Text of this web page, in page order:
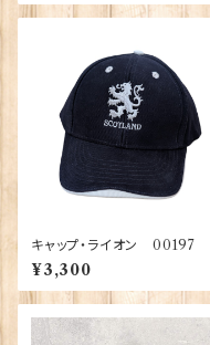
キャップ・ライオン 00197
¥3,300